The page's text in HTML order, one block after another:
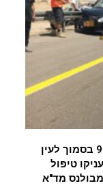
רכב שהתנגש במעקה בטיחות בכביש 90 בסמוך לעין
טיפול
מד"א